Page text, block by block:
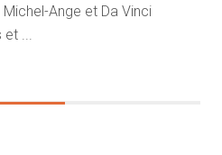
Ange et Da Vinci
...